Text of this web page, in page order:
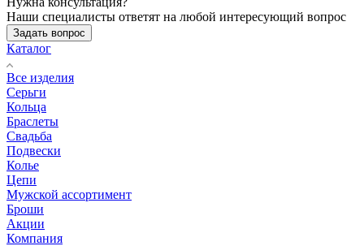
Наши специалисты ответят на любой интересующий вопрос
Задать вопрос
Каталог
Все изделия
Серьги
Кольца
Браслеты
Свадьба
Подвески
Колье
Цепи
Мужской ассортимент
Броши
Акции
Компания